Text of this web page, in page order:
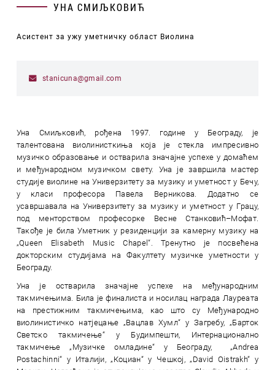
УНА СМИЉКОВИЋ
Асистент за ужу уметничку област Виолина
stanicuna@gmail.com
Уна Смиљковић, рођена 1997. године у Београду, је
талентована виолинисткиња која је стекла импресивно
музичко образовање и остварила значајне успехе у домаћем
и међународном музичком свету. Уна је завршила мастер
студије виолине на Универзитету за музику и уметност у Бечу,
у класи професора Павела Верникова. Додатно се
усавршавала на Универзитету за музику и уметност у Грацу,
под менторством професорке Весне Станковић–Мофат.
Такође је била Уметник у резиденцији за камерну музику на
„Queen Elisabeth Music Chapel“. Тренутно је посвећена
докторским студијама на Факултету музичке уметности у
Београду.
Уна је остварила значајне успехе на међународним
такмичењима. Била је финалиста и носилац награда Лауреата
на престижним такмичењима, као што су Међународно
виолинистичко натјецање „Вацлав Хумл“ у Загребу, „Барток
Светско такмичење“ у Будимпешти, Интернационално
такмичење „Музичке омладине“ у Београду, „Andrea
Postachinni“ у Италији, „Коциан“ у Чешкој, „David Oistrakh“ у